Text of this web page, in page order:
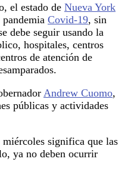
el estado de Nueva York
Covid-19, sin
debe seguir usando la
hospitales, centros
de atención de
Andrew Cuomo,
públicas y actividades
significa que las
ya no deben ocurrir